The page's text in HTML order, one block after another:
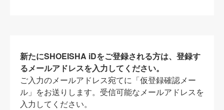
新たにSHOEISHA iDをご登録される方は、登録す
るメールアドレスを入力してください。
ご入力のメールアドレス宛てに「仮登録確認メー
ル」をお送りします。受信可能なメールアドレスを
入力してください。